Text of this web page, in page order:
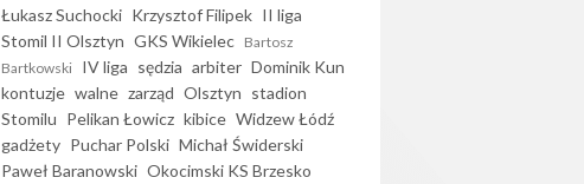
Łukasz Suchocki Krzysztof Filipek II liga
Stomil II Olsztyn GKS Wikielec Bartosz
Bartkowski IV liga sędzia arbiter Dominik Kun
kontuzje walne zarząd Olsztyn stadion
Stomilu Pelikan Łowicz kibice Widzew Łódź
gadżety Puchar Polski Michał Świderski
Paweł Baranowski Okocimski KS Brzesko